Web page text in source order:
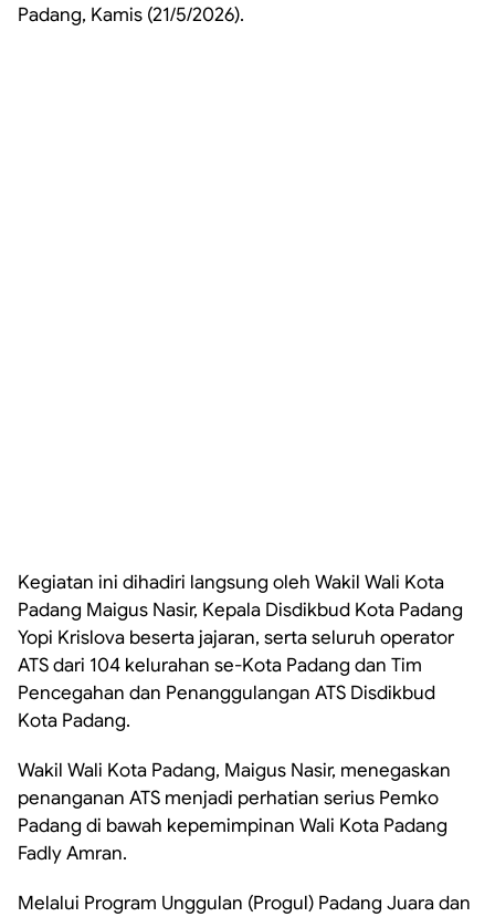
Padang, Kamis (21/5/2026).
Kegiatan ini dihadiri langsung oleh Wakil Wali Kota
Padang Maigus Nasir, Kepala Disdikbud Kota Padang
Yopi Krislova beserta jajaran, serta seluruh operator
ATS dari 104 kelurahan se-Kota Padang dan Tim
Pencegahan dan Penanggulangan ATS Disdikbud
Kota Padang.
Wakil Wali Kota Padang, Maigus Nasir, menegaskan
penanganan ATS menjadi perhatian serius Pemko
Padang di bawah kepemimpinan Wali Kota Padang
Fadly Amran.
Melalui Program Unggulan (Progul) Padang Juara dan